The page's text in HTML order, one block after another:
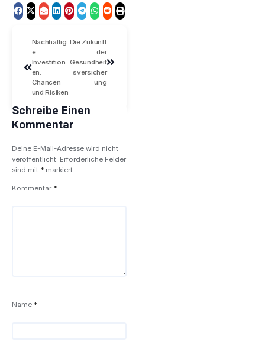
Nachhaltig
e
Investition
en:
Chancen
und Risiken
Die Zukunft
der
Gesundheit
sversicher
ung
Schreibe Einen
Kommentar
Deine E-Mail-Adresse wird nicht
veröffentlicht. Erforderliche Felder
sind mit * markiert
Kommentar *
Name *